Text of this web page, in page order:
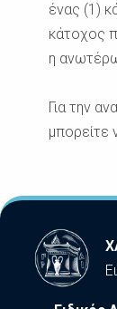
ένας (1)
κάτοχος
η
Για την
μπορείτε